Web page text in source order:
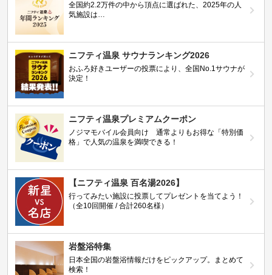
全国約2.2万件の中から頂点に選ばれた、2025年の人
気施設は…
ニフティ温泉 サウナランキング2026
おふろ好きユーザーの投票により、全国No.1サウナが
決定！
ニフティ温泉プレミアムクーポン
ノジマモバイル会員向け 通常よりもお得な「特別価
格」で人気の温泉を満喫できる！
【ニフティ温泉 百名湯2026】
行ってみたい施設に投票してプレゼントを当てよう！
（全10回開催 / 合計260名様）
岩盤浴特集
日本全国の岩盤浴情報だけをピックアップ。まとめて
検索！